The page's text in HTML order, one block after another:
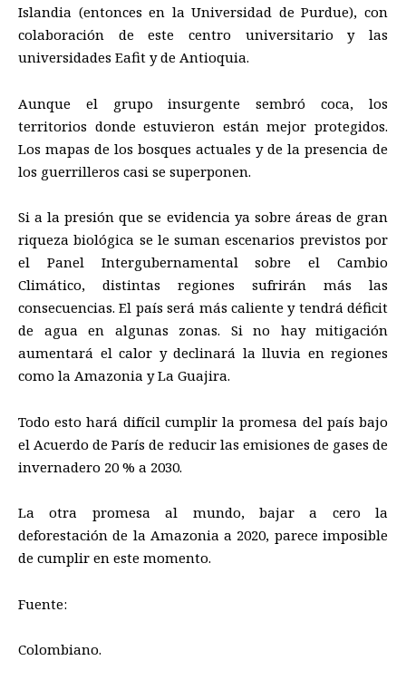
Islandia (entonces en la Universidad de Purdue), con
colaboración de este centro universitario y las
universidades Eafit y de Antioquia.
Aunque el grupo insurgente sembró coca, los
territorios donde estuvieron están mejor protegidos.
Los mapas de los bosques actuales y de la presencia de
los guerrilleros casi se superponen.
Si a la presión que se evidencia ya sobre áreas de gran
riqueza biológica se le suman escenarios previstos por
el Panel Intergubernamental sobre el Cambio
Climático, distintas regiones sufrirán más las
consecuencias. El país será más caliente y tendrá déficit
de agua en algunas zonas. Si no hay mitigación
aumentará el calor y declinará la lluvia en regiones
como la Amazonia y La Guajira.
Todo esto hará difícil cumplir la promesa del país bajo
el Acuerdo de París de reducir las emisiones de gases de
invernadero 20 % a 2030.
La otra promesa al mundo, bajar a cero la
deforestación de la Amazonia a 2020, parece imposible
de cumplir en este momento.
Fuente:
Colombiano.